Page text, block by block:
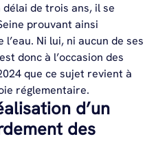
de trois ans, il se
prouvant ainsi
Ni lui, ni aucun de ses
donc à l’occasion des
que ce sujet revient à
réglementaire.
d’un
des